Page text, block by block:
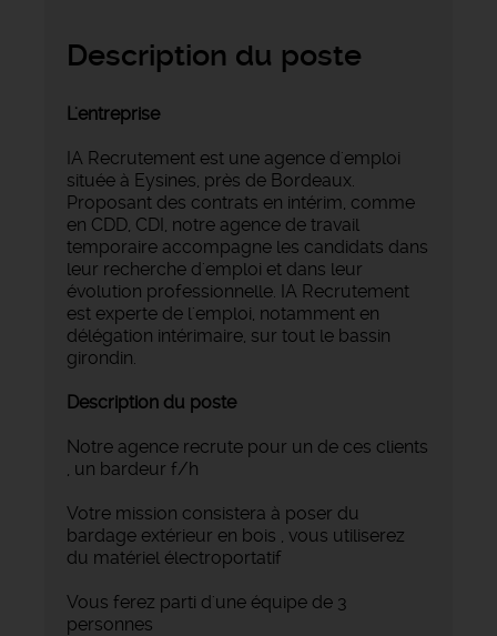
Description du poste
L'entreprise
IA Recrutement est une agence d'emploi
située à Eysines, près de Bordeaux.
Proposant des contrats en intérim, comme
en CDD, CDI, notre agence de travail
temporaire accompagne les candidats dans
leur recherche d'emploi et dans leur
évolution professionnelle. IA Recrutement
est experte de l'emploi, notamment en
délégation intérimaire, sur tout le bassin
girondin.
Description du poste
Notre agence recrute pour un de ces clients
, un bardeur f/h
Votre mission consistera à poser du
bardage extérieur en bois , vous utiliserez
du matériel électroportatif
Vous ferez parti d'une équipe de 3
personnes